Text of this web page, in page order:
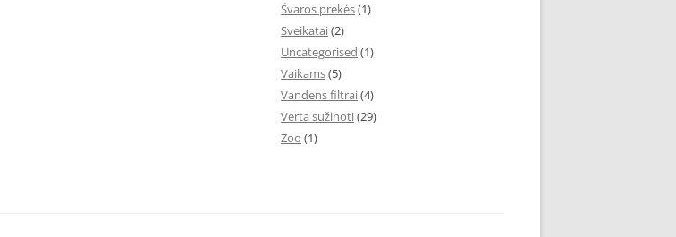
Švaros prekės(1)
Sveikatai(2)
Uncategorised (1)
Vaikams(5)
Vandens filtrai(4)
Verta sužinoti(29)
Zoo (1)